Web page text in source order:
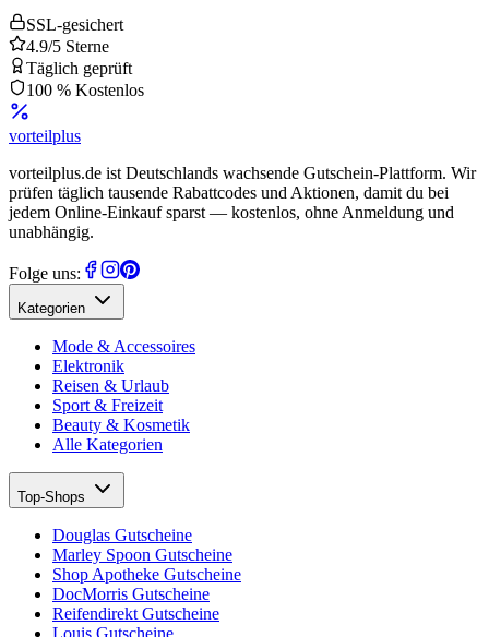
SSL-gesichert
4.9/5 Sterne
Täglich geprüft
100 % Kostenlos
vorteilplus
vorteilplus.de ist Deutschlands wachsende Gutschein-Plattform. Wir
prüfen täglich tausende Rabattcodes und Aktionen, damit du bei
jedem Online-Einkauf sparst — kostenlos, ohne Anmeldung und
unabhängig.
Folge uns:
Kategorien
Mode & Accessoires
Elektronik
Reisen & Urlaub
Sport & Freizeit
Beauty & Kosmetik
Alle Kategorien
Top-Shops
Douglas Gutscheine
Marley Spoon Gutscheine
Shop Apotheke Gutscheine
DocMorris Gutscheine
Reifendirekt Gutscheine